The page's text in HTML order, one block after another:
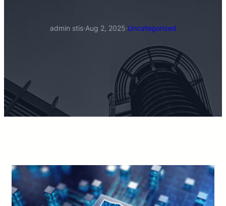
admin stis·Aug 2, 2025·Uncategorized